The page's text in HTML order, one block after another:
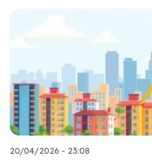
20/04/2026 - 23:08